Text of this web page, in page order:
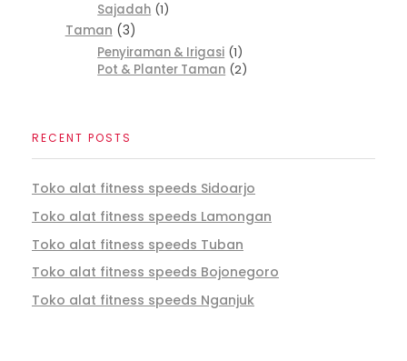
Sajadah 1
Taman
3
Penyiraman & Irigasi 1
Pot & Planter Taman 2
RECENT POSTS
Toko alat fitness speeds Sidoarjo
Toko alat fitness speeds Lamongan
Toko alat fitness speeds Tuban
Toko alat fitness speeds Bojonegoro
Toko alat fitness speeds Nganjuk